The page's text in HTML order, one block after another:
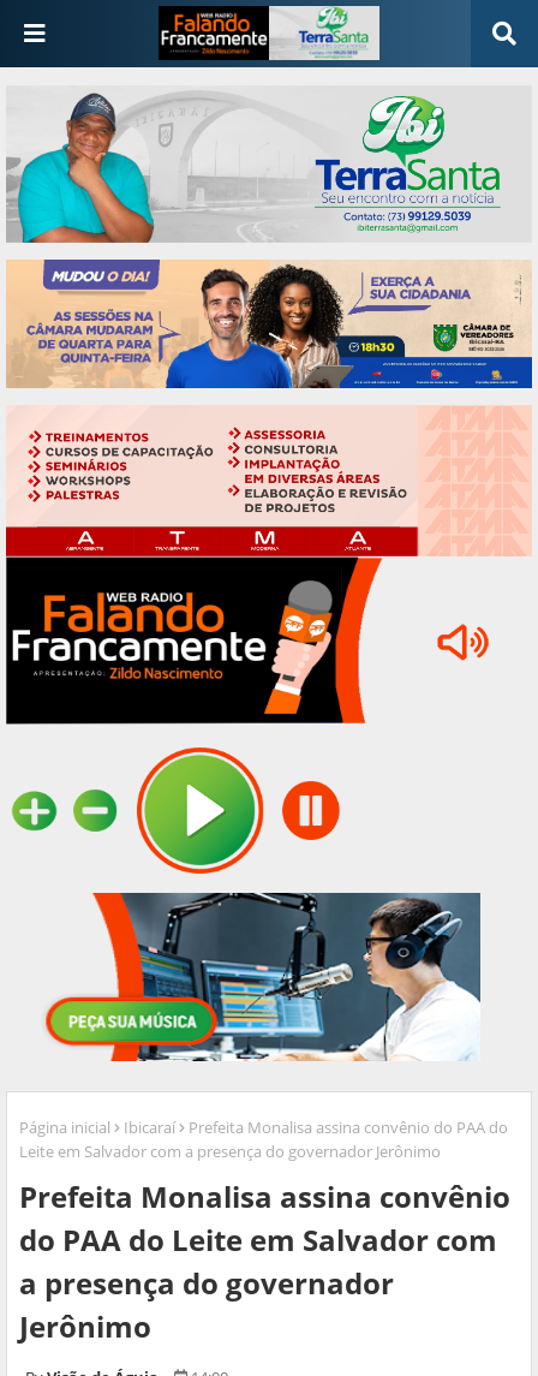
Página inicial Ibicaraí
Prefeita Monalisa assina convênio do PAA do
Leite em Salvador com a presença do governador Jerônimo
Prefeita Monalisa assina convênio
do PAA do Leite em Salvador com
a presença do governador
Jerônimo